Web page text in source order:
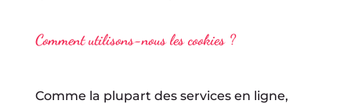
Comment utilisons-nous les cookies ?
Comme la plupart des services en ligne,